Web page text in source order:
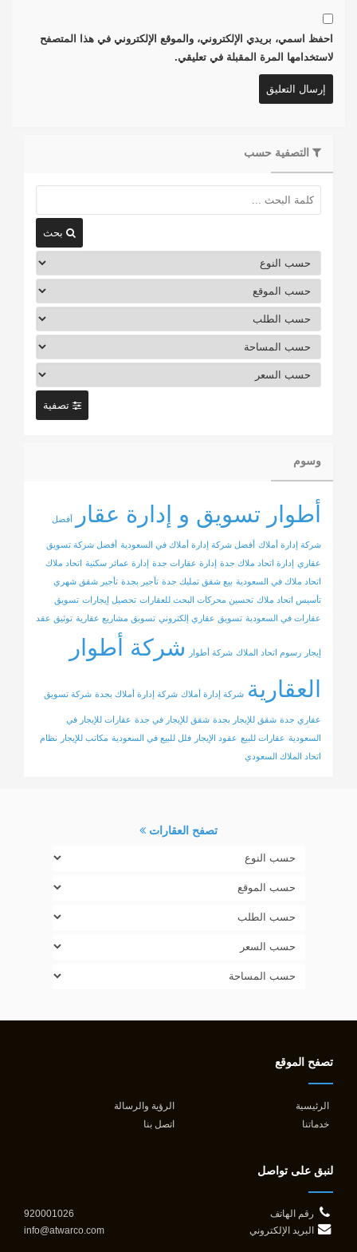
احفظ اسمي، بريدي الإلكتروني، والموقع الإلكتروني في هذا المتصفح
لاستخدامها المرة المقبلة في تعليقي.
التصفية حسب
بحث
تصفية
وسوم
أطوار تسويق و إدارة عقار أفضل
شركة إدارة أملاك أفضل شركة إدارة أملاك في السعودية أفضل شركة تسويق
عقاري إدارة اتحاد ملاك جدة إدارة عقارات جدة إدارة عمائر سكنية اتحاد ملاك
اتحاد ملاك في السعودية بيع شقق تمليك جدة تأجير بجدة تأجير شقق شهري
تأسيس اتحاد ملاك تحسين محركات البحث للعقارات تحصيل إيجارات تسويق
عقارات في السعودية تسويق عقاري إلكتروني تسويق مشاريع عقارية توثيق عقد
إيجار رسوم اتحاد الملاك شركة أطوار
شركة أطوار
العقارية شركة إدارة أملاك شركة إدارة أملاك بجدة شركة تسويق
عقاري جدة شقق للإيجار بجدة شقق للإيجار في جدة عقارات للإيجار في
السعودية عقارات للبيع عقود الإيجار فلل للبيع في السعودية مكاتب للإيجار
نظام
اتحاد الملاك السعودي
تصفح العقارات
تصفح الموقع
الرئيسية
الرؤية والرسالة
خدماتنا
اتصل بنا
لنبق على تواصل
رقم الهاتف
920001026
البريد الإلكتروني
info@atwarco.com